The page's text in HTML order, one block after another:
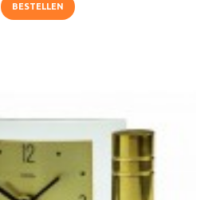
BESTELLEN